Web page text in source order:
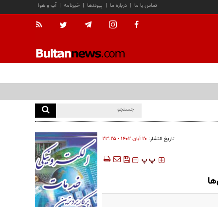
آب و هوا | خبرنامه | پیوندها | درباره ما | تماس با ما
تاریخ انتشار: ۲۰ آبان ۱۴۰۲ - ۲۳:۲۵
‍‍‍ پ پ